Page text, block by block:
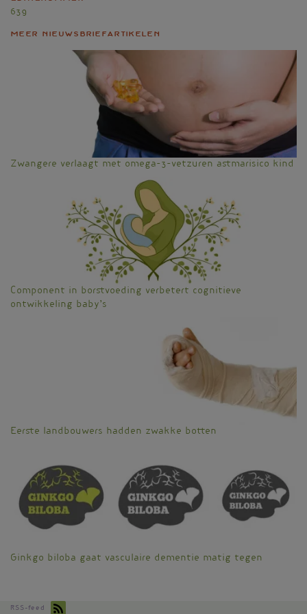
639
Meer nieuwsbriefartikelen
Zwangere verlaagt met omega-3-vetzuren astmarisico kind
Component in borstvoeding verbetert cognitieve
ontwikkeling baby’s
Eerste landbouwers hadden zwakke botten
Ginkgo biloba gaat vasculaire dementie matig tegen
RSS-feed